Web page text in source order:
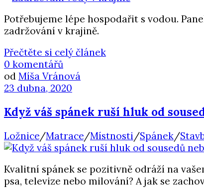
Potřebujeme lépe hospodařit s vodou.
zadržování v krajině.
Přečtěte si celý článek
0 komentářů
od Míša Vránová
23 dubna, 2020
Když váš spánek ruší hluk od
Ložnice/Matrace/Místnosti/Spánek/
Kvalitní spánek se pozitivně odráží na
psa, televize nebo milování? A jak se